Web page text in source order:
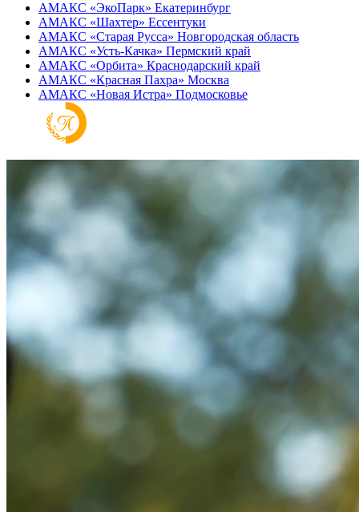
АМАКС «ЭкоПарк» Екатеринбург
АМАКС «‎Шахтер» Ессентуки
АМАКС «‎Старая Русса» Новгородская область
АМАКС «‎Усть-Качка» Пермский край
АМАКС «‎Орбита» Краснодарский край
АМАКС «‎Красная Пахра» Москва
АМАКС «‎Новая Истра» Подмосковье